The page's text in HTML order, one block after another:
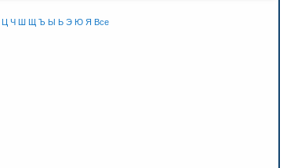
Ц Ч Ш Щ Ъ Ы Ь Э Ю Я Все